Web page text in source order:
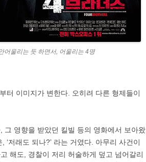
어울리는 듯 하면서, 어울리는 4명
터 이미지가 변한다. 오히려 다른 형제들이
영향을 받았던 킬빌 등의 영화에서 보아왔
저래도 되나?’ 라는 거였다. 아무리 사건이
해도, 경찰이 저리 허술하게 덮고 넘어갈리